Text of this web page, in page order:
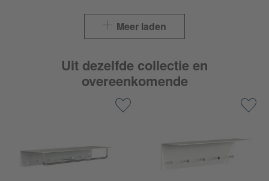
Meer laden
Uit dezelfde collectie en
overeenkomende